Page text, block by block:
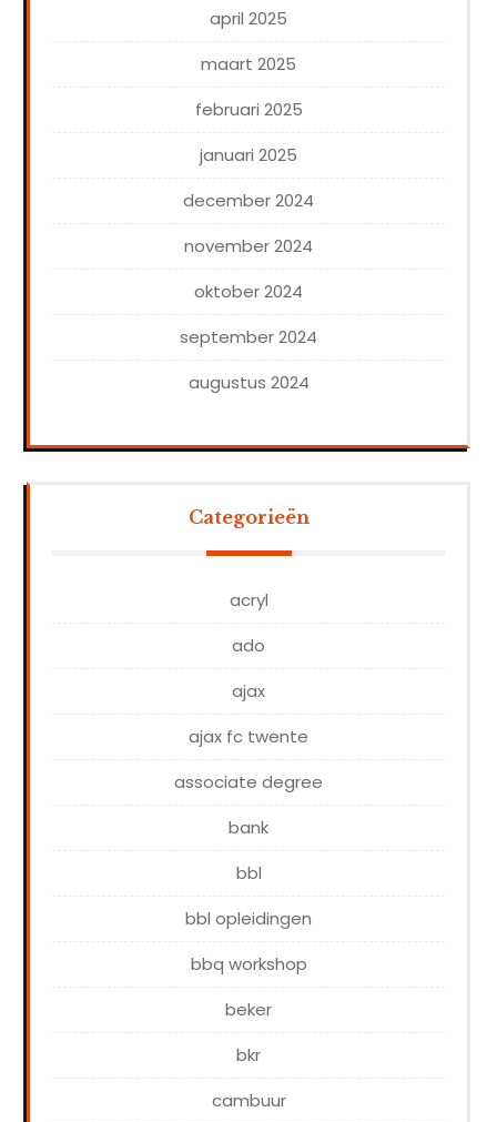
april 2025
maart 2025
februari 2025
januari 2025
december 2024
november 2024
oktober 2024
september 2024
augustus 2024
Categorieën
acryl
ado
ajax
ajax fc twente
associate degree
bank
bbl
bbl opleidingen
bbq workshop
beker
bkr
cambuur